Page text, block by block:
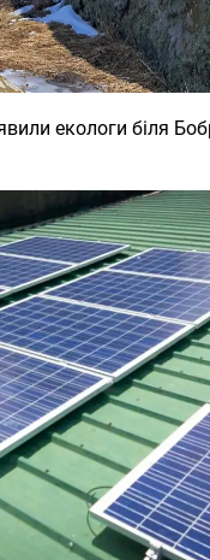
екологи біля